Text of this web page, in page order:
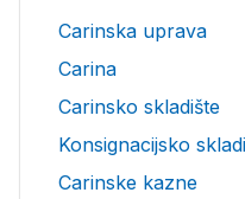
Carinska uprava
Carina
Carinsko skladište
Konsignacijsko
Carinske kazne